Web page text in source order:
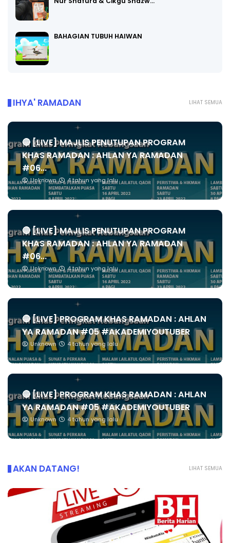
BAHAGIAN TUBUH HAIWAN
LIHAT SEMUA
IHYA' RAMADAN
🔴 [LIVE] MAJLIS PENUTUPAN PROGRAM
KHAS RAMADAN : AHLAN YA RAMADAN
#06...
Unknown 4 tahun yang lalu
🔴 [LIVE] MAJLIS PENUTUPAN PROGRAM
KHAS RAMADAN : AHLAN YA RAMADAN
#06...
Unknown 4 tahun yang lalu
🔴 [LIVE] PROGRAM KHAS RAMADAN : AHLAN
YA RAMADAN #05 #AKADEMIYOUTUBER
Unknown 4 tahun yang lalu
🔴 [LIVE] PROGRAM KHAS RAMADAN : AHLAN
YA RAMADAN #05 #AKADEMIYOUTUBER
Unknown 4 tahun yang lalu
LIHAT SEMUA
AKAN DATANG!